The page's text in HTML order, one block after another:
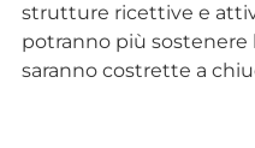
strutture ricettive e
potranno più sostenere
saranno costrette a